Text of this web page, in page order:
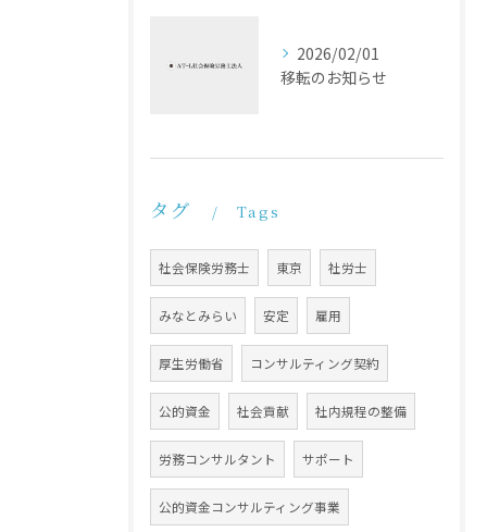
2026/02/01
移転のお知らせ
タグ Tags
社会保険労務士 東京 社労士
みなとみらい 安定 雇用
厚生労働省 コンサルティング契約
公的資金 社会貢献 社内規程の整備
労務コンサルタント サポート
公的資金コンサルティング事業